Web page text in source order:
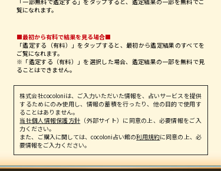
覧になれます。
■最初から有料で結果を見る場合■
「鑑定する（有料）」を タップすると、最初から鑑定結果のすべてを
ご覧になれます。
※「鑑定する（有料）」を選択した場合、鑑定結果の一部を無料で見
ることはできません。
株式会社cocoloniは、ご入力いただいた情報を、占いサービスを提供
するためにのみ使用し、情報の蓄積を行ったり、他の目的で使用す
ることはありません。
当社個人情報保護方針 （外部サイト）に同意の上、必要情報をご入
力ください。
また、ご購入に関しては、cocoloni占い館の利用規約に同意の上、必
要情報をご入力ください。